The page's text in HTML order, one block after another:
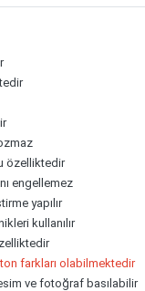
özelliktedir
engellemez
yapılır
kullanılır
farkları olabilmektedir
ve fotoğraf basılabilir